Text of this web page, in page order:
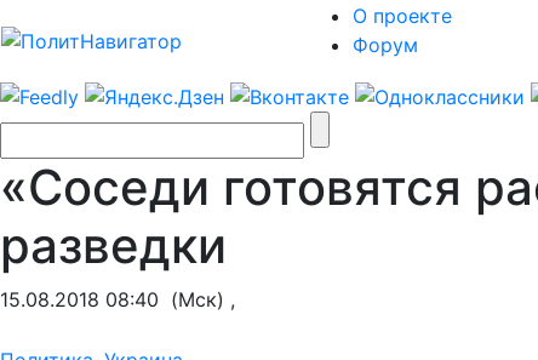
О проекте
Форум
«Соседи готовятся
разведки
15.08.2018 08:40 (Мск) ,